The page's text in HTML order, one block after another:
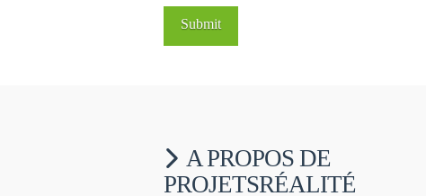
A PROPOS DE
PROJETSRÉALITÉ